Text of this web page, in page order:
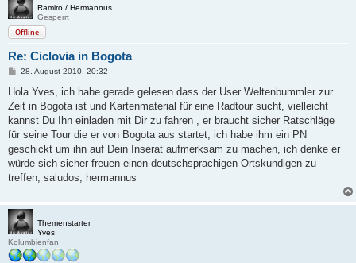
Ramiro / Hermannus
Gesperrt
Offline
Re: Ciclovia in Bogota
B
i
r
a
28. August 2010, 20:32
Hola Yves, ich habe gerade gelesen dass der User Weltenbummler zur
Zeit in Bogota ist und Kartenmaterial für eine Radtour sucht, vielleicht
kannst Du Ihn einladen mit Dir zu fahren , er braucht sicher Ratschläge
für seine Tour die er von Bogota aus startet, ich habe ihm ein PN
geschickt um ihn auf Dein Inserat aufmerksam zu machen, ich denke er
würde sich sicher freuen einen deutschsprachigen Ortskundigen zu
treffen, saludos, hermannus
Themenstarter
Yves
Kolumbienfan